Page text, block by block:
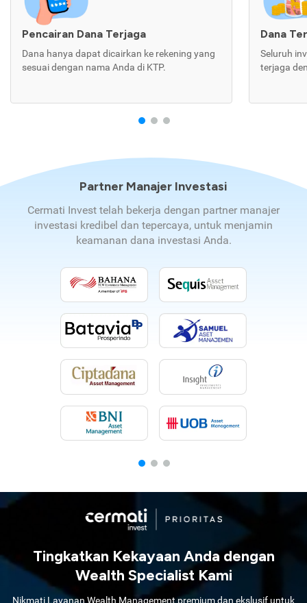
Pencairan Dana Terjaga
Dana hanya dapat dicairkan ke rekening yang
sesuai dengan nama Anda di KTP.
Dana
Seluruh
terjaga
Partner Manajer Investasi
Cermati Invest telah bekerja dengan partner manajer
investasi kredibel dan tepercaya, untuk menjamin
keamanan dana investasi Anda.
Tingkatkan Kekayaan Anda dengan
Wealth Specialist Kami
Nikmati Layanan Wealth Management premium dan ekslusif untuk